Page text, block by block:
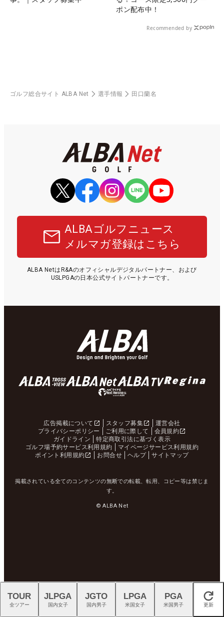
ポン配布中！
Recommended by
ゴルフ総合サイト ALBA Net 選手情報 田口蘭名
ALBAゴルフニュース
メルマガ登録はこちら
ALBA NetはR&Aのオフィシャルデジタルパートナー、および
USLPGAの日本公式サイトパートナーです。
広告掲載について スタッフ募集
運営会社
プライバシーポリシー
ご利用に際して
会員規約
ガイドライン
特定商取引法に基づく表示
ゴルフ場予約サービス利用規約
マイページサービス利用規約
ポイント利用規約
お問合せ ヘルプ サイトマップ
掲載されている全てのコンテンツの無断での転載、転用、コピー等は禁じま
す。
© ALBA Net
閉じる
TOUR
全ツアー
JLPGA
国内女子
JGTO
国内男子
LPGA
米国女子
PGA
米国男子 更新